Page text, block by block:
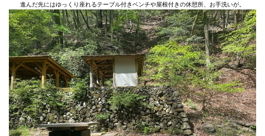
進んだ先にはゆっくり座れるテーブル付きベンチや屋根付きの休憩所、お手洗いが。